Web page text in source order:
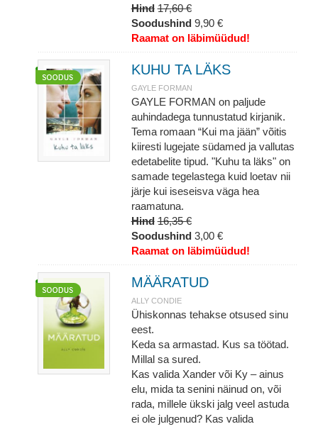
Hind 17,60 €
Soodushind 9,90 €
Raamat on läbimüüdud!
KUHU TA LÄKS
GAYLE FORMAN
GAYLE FORMAN on paljude
auhindadega tunnustatud kirjanik.
Tema romaan “Kui ma jään” võitis
kiiresti lugejate südamed ja vallutas
edetabelite tipud. "Kuhu ta läks" on
samade tegelastega kuid loetav nii
järje kui iseseisva väga hea
raamatuna.
Hind 16,35 €
Soodushind 3,00 €
Raamat on läbimüüdud!
MÄÄRATUD
ALLY CONDIE
Ühiskonnas tehakse otsused sinu
eest.
Keda sa armastad. Kus sa töötad.
Millal sa sured.
Kas valida Xander või Ky – ainus
elu, mida ta senini näinud on, või
rada, millele ükski jalg veel astuda
ei ole julgenud? Kas valida